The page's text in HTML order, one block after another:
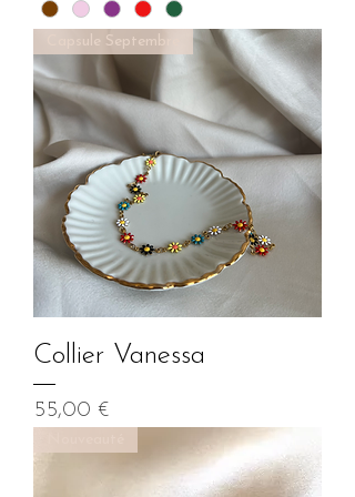
Capsule Septembre
Collier Vanessa
Prix
55,00 €